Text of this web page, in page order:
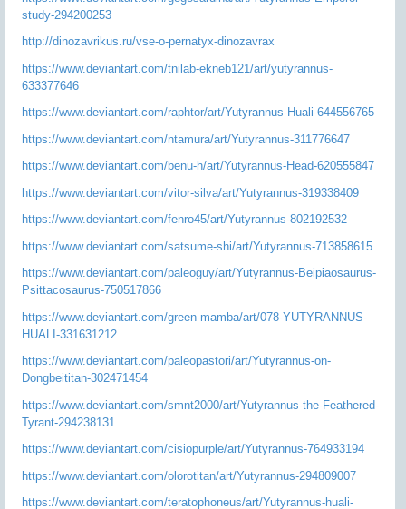
study-294200253
http://dinozavrikus.ru/vse-o-pernatyx-dinozavrax
https://www.deviantart.com/tnilab-ekneb121/art/yutyrannus-
633377646
https://www.deviantart.com/raphtor/art/Yutyrannus-Huali-644556765
https://www.deviantart.com/ntamura/art/Yutyrannus-311776647
https://www.deviantart.com/benu-h/art/Yutyrannus-Head-620555847
https://www.deviantart.com/vitor-silva/art/Yutyrannus-319338409
https://www.deviantart.com/fenro45/art/Yutyrannus-802192532
https://www.deviantart.com/satsume-shi/art/Yutyrannus-713858615
https://www.deviantart.com/paleoguy/art/Yutyrannus-Beipiaosaurus-
Psittacosaurus-750517866
https://www.deviantart.com/green-mamba/art/078-YUTYRANNUS-
HUALI-331631212
https://www.deviantart.com/paleopastori/art/Yutyrannus-on-
Dongbeititan-302471454
https://www.deviantart.com/smnt2000/art/Yutyrannus-the-Feathered-
Tyrant-294238131
https://www.deviantart.com/cisiopurple/art/Yutyrannus-764933194
https://www.deviantart.com/olorotitan/art/Yutyrannus-294809007
https://www.deviantart.com/teratophoneus/art/Yutyrannus-huali-